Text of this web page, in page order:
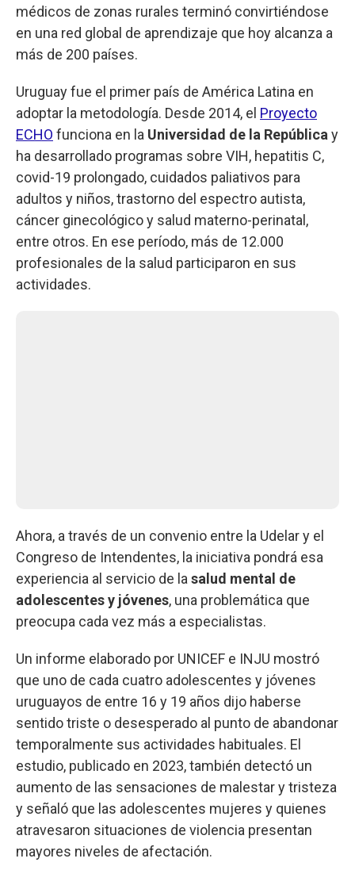
médicos de zonas rurales terminó convirtiéndose
en una red global de aprendizaje que hoy alcanza a
más de 200 países.
Uruguay fue el primer país de América Latina en
adoptar la metodología. Desde 2014, el Proyecto
ECHO funciona en la Universidad de la República y
ha desarrollado programas sobre VIH, hepatitis C,
covid-19 prolongado, cuidados paliativos para
adultos y niños, trastorno del espectro autista,
cáncer ginecológico y salud materno-perinatal,
entre otros. En ese período, más de 12.000
profesionales de la salud participaron en sus
actividades.
Ahora, a través de un convenio entre la Udelar y el
Congreso de Intendentes, la iniciativa pondrá esa
experiencia al servicio de la salud mental de
adolescentes y jóvenes, una problemática que
preocupa cada vez más a especialistas.
Un informe elaborado por UNICEF e INJU mostró
que uno de cada cuatro adolescentes y jóvenes
uruguayos de entre 16 y 19 años dijo haberse
sentido triste o desesperado al punto de abandonar
temporalmente sus actividades habituales. El
estudio, publicado en 2023, también detectó un
aumento de las sensaciones de malestar y tristeza
y señaló que las adolescentes mujeres y quienes
atravesaron situaciones de violencia presentan
mayores niveles de afectación.